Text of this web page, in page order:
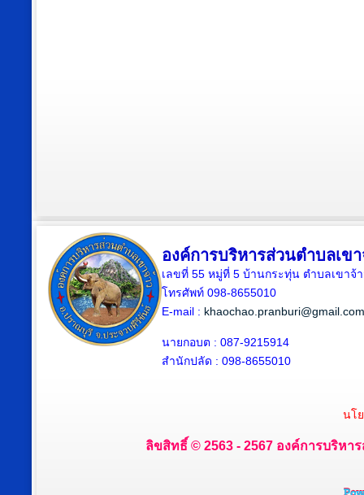
องค์การบริหารส่วนตำบลเข
เลขที่ 55 หมู่ที่ 5 บ้านกระทุ่น ตำบลเขาจ้
โทรศัพท์ 098-8655010
E-mail : khaochao.pranburi@gmail.com
นายกอบต : 087-9215914
สำนักปลัด : 098-8655010
นโ
ลิขสิทธิ์ © 2563 - 2567 องค์การบริหา